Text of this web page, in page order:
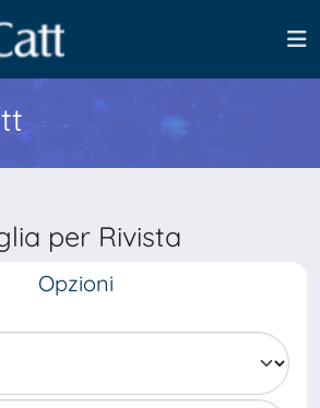
per Rivista
Opzioni